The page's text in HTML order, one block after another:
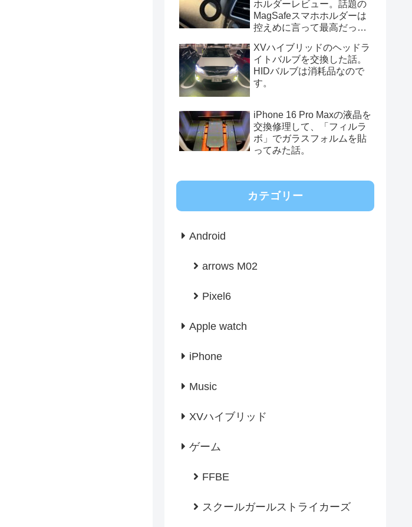
ホルダーレビュー。話題の
MagSafeスマホホルダーは
控えめに言って最高だっ
XVハイブリッドのヘッドラ
イトバルブを交換した話。
HIDバルブは消耗品なので
す。
iPhone 16 Pro Maxの液晶を
交換修理して、「フィルラ
ボ」でガラスフォルムを貼
ってみた話。
カテゴリー
Android
arrows M02
Pixel6
Apple watch
iPhone
Music
XVハイブリッド
ゲーム
FFBE
スクールガールストライカーズ